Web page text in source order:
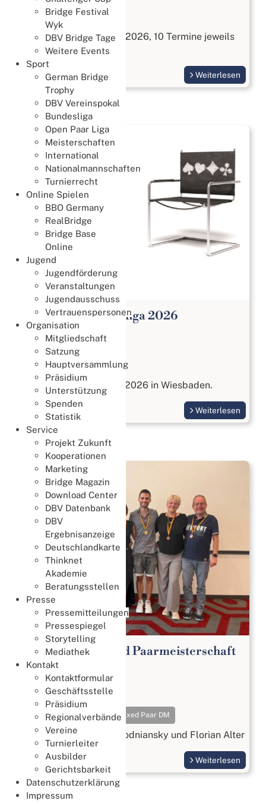
Bridge Festival
Wyk
DBV Bridge Tage
Weitere Events
Sport
German Bridge
Trophy
DBV Vereinspokal
Bundesliga
Open Paar Liga
Meisterschaften
International
Nationalmannschaften
Turnierrecht
Online Spielen
BBO Germany
RealBridge
Bridge Base
Online
Jugend
Jugendförderung
Veranstaltungen
Jugendausschuss
Vertrauenspersonen
Organisation
Mitgliedschaft
Satzung
Hauptversammlung
Präsidium
Unterstützung
Spenden
Statistik
Service
Projekt Zukunft
Kooperationen
Marketing
Bridge Magazin
Download Center
DBV Datenbank
DBV
Ergebnisanzeige
Deutschlandkarte
Thinknet
Akademie
Beratungsstellen
Presse
Pressemitteilungen
Pressespiegel
Storytelling
Mediathek
Kontakt
Kontaktformular
Geschäftsstelle
Präsidium
Regionalverbände
Vereine
Turnierleiter
Ausbilder
Gerichtsbarkeit
Datenschutzerklärung
Impressum
Bridge kennenlernen
Start am 3. September 2026, 10 Termine jeweils
Donnerstags
Weiterlesen
Open Paar Bundesliga 2026
Meisterschaften
27. Juli 2026
Open Paar Liga
vom 17. bis 18. Oktober 2026 in Wiesbaden.
Weiterlesen
65. Deutsche Mixed Paarmeisterschaft
2026
Meisterschaften
18. Juli 2026
Meisterschaften Mixed Paar DM
Gold geht an Beatrix Wodniansky und Florian Alter
Weiterlesen